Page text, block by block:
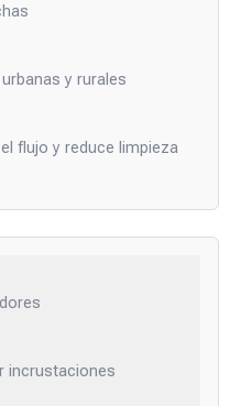
y rurales
flujo y reduce limpieza
incrustaciones